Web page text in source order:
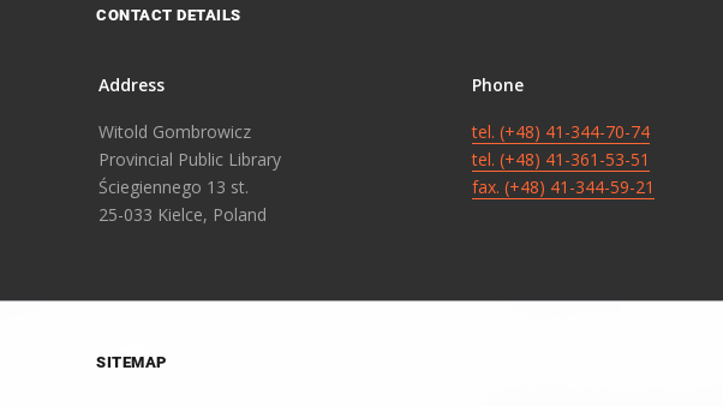
CONTACT DETAILS
Address
Witold Gombrowicz
Provincial Public Library
Ściegiennego 13 st.
25-033 Kielce, Poland
Phone
tel. (+48) 41-344-70-74
tel. (+48) 41-361-53-51
fax. (+48) 41-344-59-21
SITEMAP